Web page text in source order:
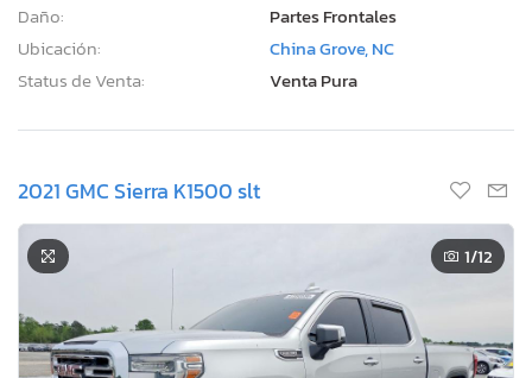
Daño:
Partes Frontales
Ubicación:
China Grove, NC
Status de Venta:
Venta Pura
2021 GMC Sierra K1500 slt
1/12